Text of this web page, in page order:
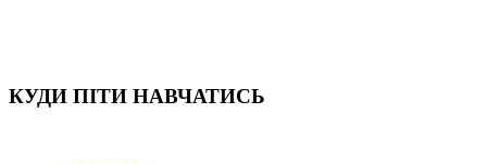
КУДИ ПІТИ НАВЧАТИСЬ